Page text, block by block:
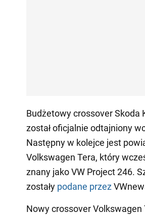
Budżetowy crossover Skoda
został oficjalnie odtajniony
Następny w kolejce jest
Volkswagen Tera, który
znany jako VW Project 246.
zostały podane przez
Nowy crossover Volkswagen